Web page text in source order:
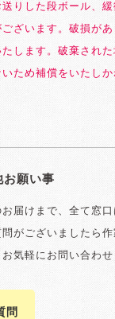
りした段ボール、緩
ざいます。破損が
します。破棄され
ため補償をいたし
願い事
届けまで、全て窓
がございましたら
気軽にお問い合わせ
問